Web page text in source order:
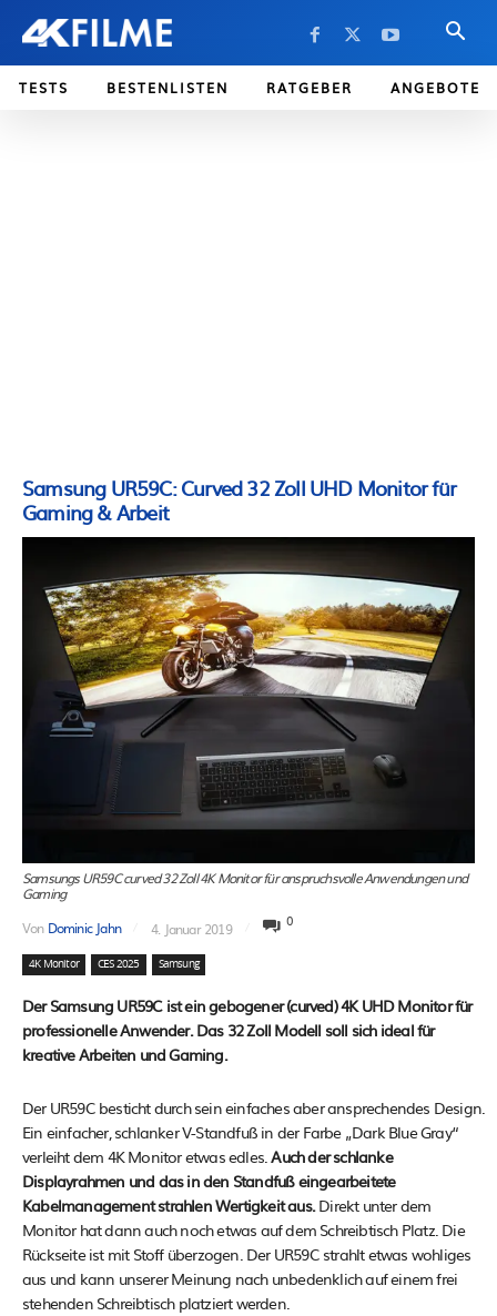
TESTS BESTENLISTEN RATGEBER ANGEBOTE
Samsung UR59C: Curved 32 Zoll UHD Monitor für
Gaming & Arbeit
Samsungs UR59C curved 32 Zoll 4K Monitor für anspruchsvolle Anwendungen und
Gaming
Von Dominic Jahn 4. Januar 2019 0
4K Monitor CES 2025 Samsung
Der Samsung UR59C ist ein gebogener (curved) 4K UHD Monitor für
professionelle Anwender. Das 32 Zoll Modell soll sich ideal für
kreative Arbeiten und Gaming.
Der UR59C besticht durch sein einfaches aber ansprechendes Design.
Ein einfacher, schlanker V-Standfuß in der Farbe „Dark Blue Gray“
verleiht dem 4K Monitor etwas edles.Auch der schlanke
Displayrahmen und das in den Standfuß eingearbeitete
Kabelmanagement strahlen Wertigkeit aus.Direkt unter dem
Monitor hat dann auch noch etwas auf dem Schreibtisch Platz. Die
Rückseite ist mit Stoff überzogen. Der UR59C strahlt etwas wohliges
aus und kann unserer Meinung nach unbedenklich auf einem frei
stehenden Schreibtisch platziert werden.